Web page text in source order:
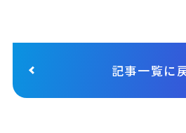
記事一覧に